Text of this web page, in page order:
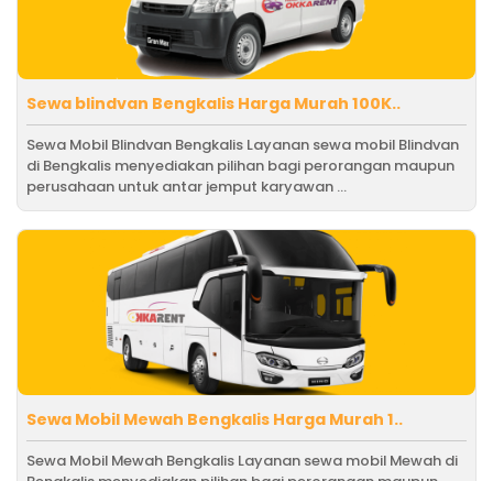
Sewa blindvan Bengkalis Harga Murah 100K..
Sewa Mobil Blindvan Bengkalis Layanan sewa mobil Blindvan
di Bengkalis menyediakan pilihan bagi perorangan maupun
perusahaan untuk antar jemput karyawan ...
Sewa Mobil Mewah Bengkalis Harga Murah 1..
Sewa Mobil Mewah Bengkalis Layanan sewa mobil Mewah di